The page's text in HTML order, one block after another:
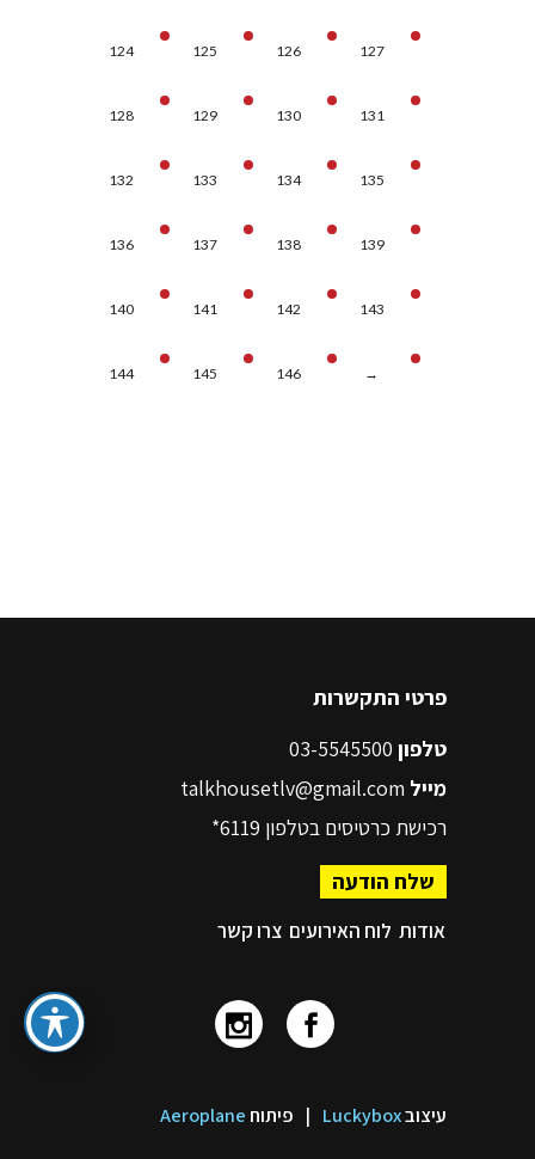
124 125 126 127
128 129 130 131
132 133 134 135
136 137 138 139
140 141 142 143
144 145 146 →
פרטי התקשרות
טלפון
מייל talkhousetlv@gmail.com
רכישת כרטיסים בטלפון 6119*
שלח הודעה
אודות לוח האירועים צרו קשר
עיצובLuckybox
| פיתוח Aeroplane